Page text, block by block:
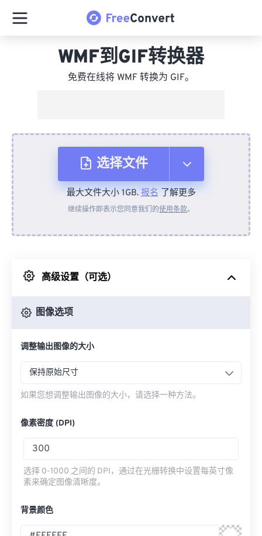
WMF到GIF转换器
免费在线将 WMF 转换为 GIF。
选择文件
从设备
来自 Google Drive
最大文件大小 1GB.报名了解更多
继续操作即表示您同意我们的使用条款。
高级设置（可选）
图像选项
调整输出图像的大小
保持原始尺寸
如果您想调整输出图像的大小，请选择一种方法。
像素密度 (DPI)
选择 0-1000 之间的 DPI，通过在光栅转换中设置每英寸像
素来确定图像清晰度。
背景颜色